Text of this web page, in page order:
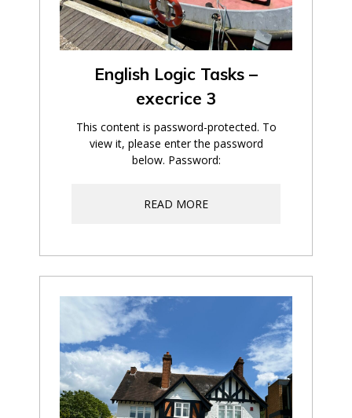
English Logic Tasks –
execrice 3
This content is password-protected. To
view it, please enter the password
below. Password:
READ MORE